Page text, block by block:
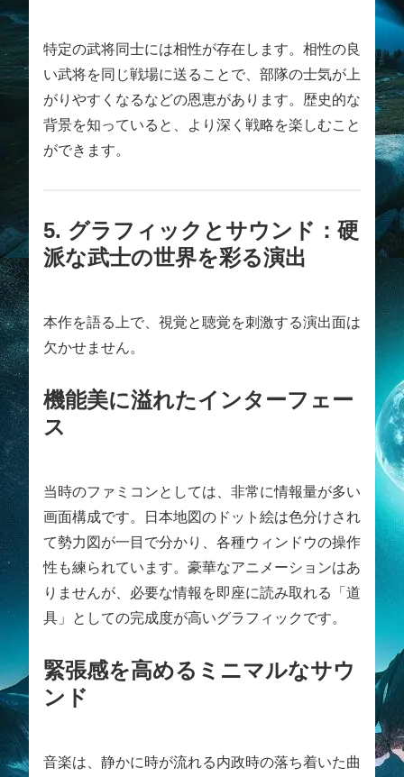
特定の武将同士には相性が存在します。相性の良
い武将を同じ戦場に送ることで、部隊の士気が上
がりやすくなるなどの恩恵があります。歴史的な
背景を知っていると、より深く戦略を楽しむこと
ができます。
5. グラフィックとサウンド：硬
派な武士の世界を彩る演出
本作を語る上で、視覚と聴覚を刺激する演出面は
欠かせません。
機能美に溢れたインターフェー
ス
当時のファミコンとしては、非常に情報量が多い
画面構成です。日本地図のドット絵は色分けされ
て勢力図が一目で分かり、各種ウィンドウの操作
性も練られています。豪華なアニメーションはあ
りませんが、必要な情報を即座に読み取れる「道
具」としての完成度が高いグラフィックです。
緊張感を高めるミニマルなサウ
ンド
音楽は、静かに時が流れる内政時の落ち着いた曲